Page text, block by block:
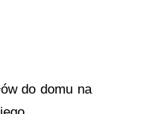
do domu na